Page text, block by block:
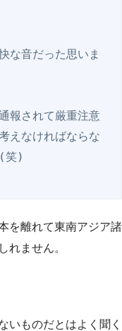
な音だった思いま
報されて厳重注意
えなければならな
(笑)
を離れて東南アジア諸
れません。
いものだとはよく聞く